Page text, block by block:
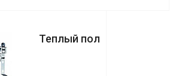
Теплый пол